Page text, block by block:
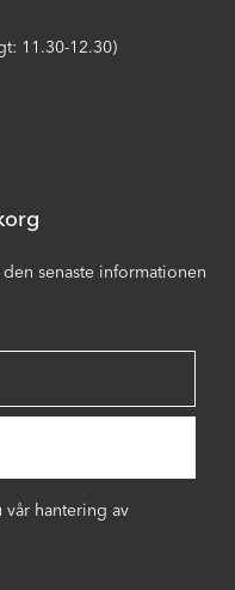
11.30-12.30)
senaste informationen
hantering av